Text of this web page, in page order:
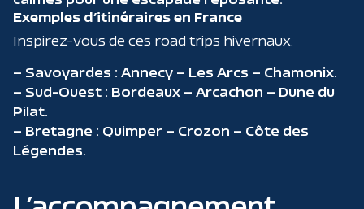
Exemples d’itinéraires en France
Inspirez-vous de ces road trips hivernaux.
– Savoyardes : Annecy – Les Arcs – Chamonix.
– Sud-Ouest : Bordeaux – Arcachon – Dune du
Pilat.
– Bretagne : Quimper – Crozon – Côte des
Légendes.